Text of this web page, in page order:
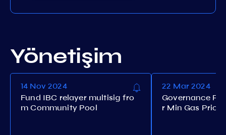
Yönetişim
14 Nov 2024
Fund IBC relayer multisig fro
m Community Pool
22 Mar 2024
Governance
r Min Gas Price